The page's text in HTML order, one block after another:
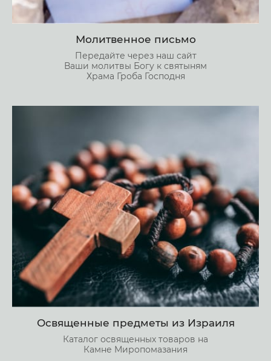
Молитвенное письмо
Передайте через наш сайт
Ваши молитвы Богу к святыням
Храма Гроба Господня
Освященные предметы из Израиля
Каталог освященных товаров на
Камне Миропомазания